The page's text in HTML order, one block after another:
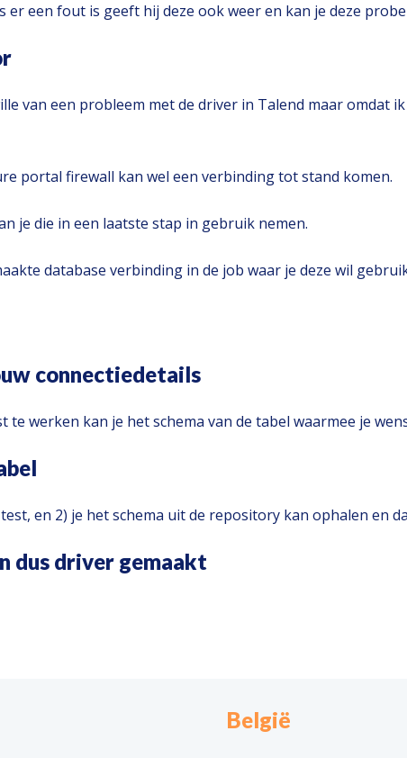
er een fout is geeft hij deze ook weer en kan je deze
van een probleem met de driver in Talend maar omdat
portal firewall kan wel een verbinding tot stand komen.
je die in een laatste stap in gebruik nemen.
database verbinding in de job waar je deze wil
connectiedetails
te werken kan je het schema van de tabel waarmee je
en 2) je het schema uit de repository kan ophalen en
dus driver gemaakt
België